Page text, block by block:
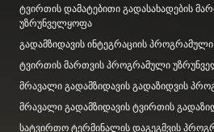
ტვირთის დამატებითი გადასახადების
უზრუნველყოფა
გადამზიდავის ინტეგრაციის
ტვირთის მართვის პროგრამული
მრავალი გადამზიდავის გადაზიდვის
მრავალი გადამზიდავის ტვირთის
სატვირთო ტერმინალის დაგეგმვის